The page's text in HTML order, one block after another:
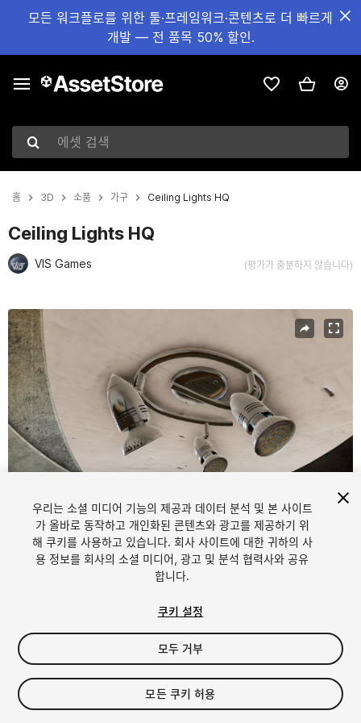
모든 워크플로를 위한 툴·프레임워크·콘텐츠로 더 빠르게
개발 — 전 품목 50% 할인.
에셋 검색
홈 3D 소품 가구 Ceiling Lights HQ
Ceiling Lights HQ
VIS Games (평가가 충분하지 않습니다)
현재 슬라이드: 1 / 11
1/11
$9.95
세금/부가세는 결제 시 반영됩니다.
우리는 소셜 미디어 기능의 제공과 데이터 분석 및 본 사이트
가 올바로 동작하고 개인화된 콘텐츠와 광고를 제공하기 위
해 쿠키를 사용하고 있습니다. 회사 사이트에 대한 귀하의 사
용 정보를 회사의 소셜 미디어, 광고 및 분석 협력사와 공유
합니다.
쿠키 설정
모두 거부
모든 쿠키 허용